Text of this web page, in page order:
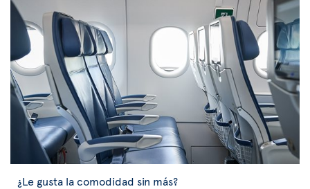
¿Le gusta la comodidad sin más?